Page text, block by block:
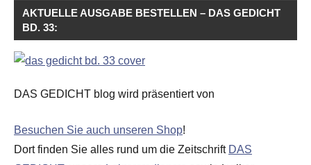
AKTUELLE AUSGABE BESTELLEN – DAS GEDICHT
BD. 33:
DAS GEDICHT blog wird präsentiert von
Besuchen Sie auch unseren Shop!
Dort finden Sie alles rund um die Zeitschrift DAS